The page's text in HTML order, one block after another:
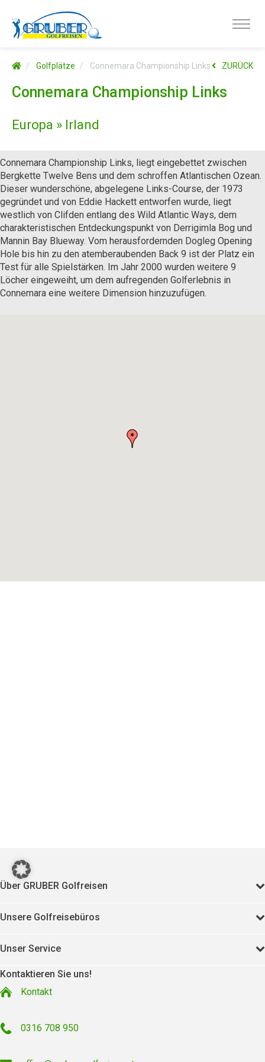
Golfplätze Connemara Championship Links ZURÜCK
Connemara Championship Links
Europa » Irland
Connemara Championship Links, liegt eingebettet zwischen
Bergkette Twelve Bens und dem schroffen Atlantischen Ozean.
Dieser wunderschöne, abgelegene Links-Course, der 1973
gegründet und von Eddie Hackett entworfen wurde, liegt
westlich von Clifden entlang des Wild Atlantic Ways, dem
charakteristischen Entdeckungspunkt von Derrigimla Bog und
Mannin Bay Blueway. Vom herausfordernden Dogleg Opening
Hole bis hin zu den atemberaubenden Back 9 ist der Platz ein
Test für alle Spielstärken. Im Jahr 2000 wurden weitere 9
Löcher eingeweiht, um dem aufregenden Golferlebnis in
Connemara eine weitere Dimension hinzuzufügen.
Über GRUBER Golfreisen
Unsere Golfreisebüros
Unser Service
Kontaktieren Sie uns!
Kontakt
0316 708 950